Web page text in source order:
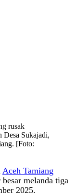
rusak
Desa Sukajadi,
[Foto:
Aceh Tamiang
melanda tiga
2025.